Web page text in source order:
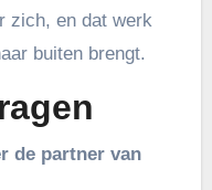
zich, en dat werk
buiten brengt.
de partner van